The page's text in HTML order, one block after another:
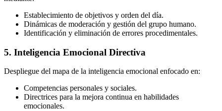
Establecimiento de objetivos y orden del día.
Dinámicas de moderación y gestión del grupo humano.
Identificación y eliminación de errores procedimentales.
5. Inteligencia Emocional Directiva
Despliegue del mapa de la inteligencia emocional enfocado en:
Competencias personales y sociales.
Directrices para la mejora continua en habilidades
emocionales.